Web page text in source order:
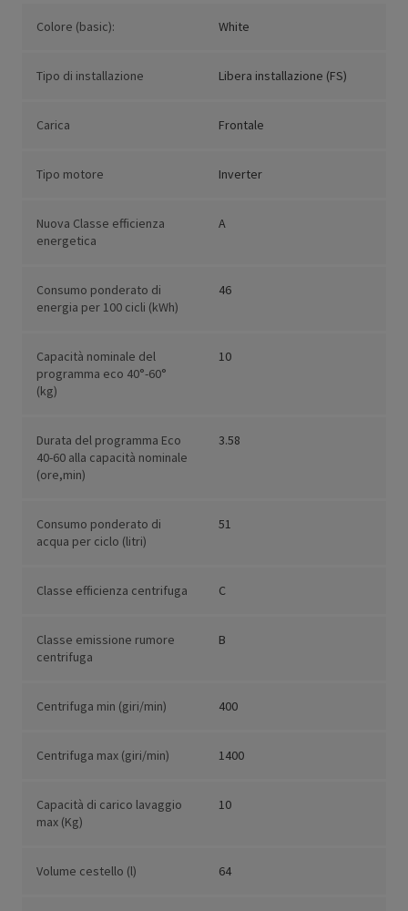
Colore (basic): White
Tipo di installazione Libera installazione (FS)
Carica Frontale
Tipo motore Inverter
Nuova Classe efficienza
energetica
A
Consumo ponderato di
energia per 100 cicli (kWh)
46
Capacità nominale del
programma eco 40°-60°
(kg)
10
Durata del programma Eco
40-60 alla capacità nominale
(ore,min)
3.58
Consumo ponderato di
acqua per ciclo (litri)
51
Classe efficienza centrifuga C
Classe emissione rumore
centrifuga
B
Centrifuga min (giri/min) 400
Centrifuga max (giri/min) 1400
Capacità di carico lavaggio
max (Kg)
10
Volume cestello (l) 64